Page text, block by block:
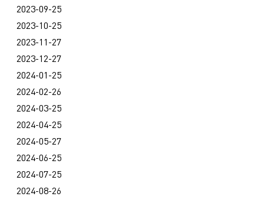
2023-09-25
2023-10-25
2023-11-27
2023-12-27
2024-01-25
2024-02-26
2024-03-25
2024-04-25
2024-05-27
2024-06-25
2024-07-25
2024-08-26